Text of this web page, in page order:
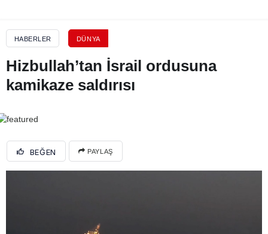
HABERLER DÜNYA
Hizbullah’tan İsrail ordusuna
kamikaze saldırısı
BEĞEN PAYLAŞ